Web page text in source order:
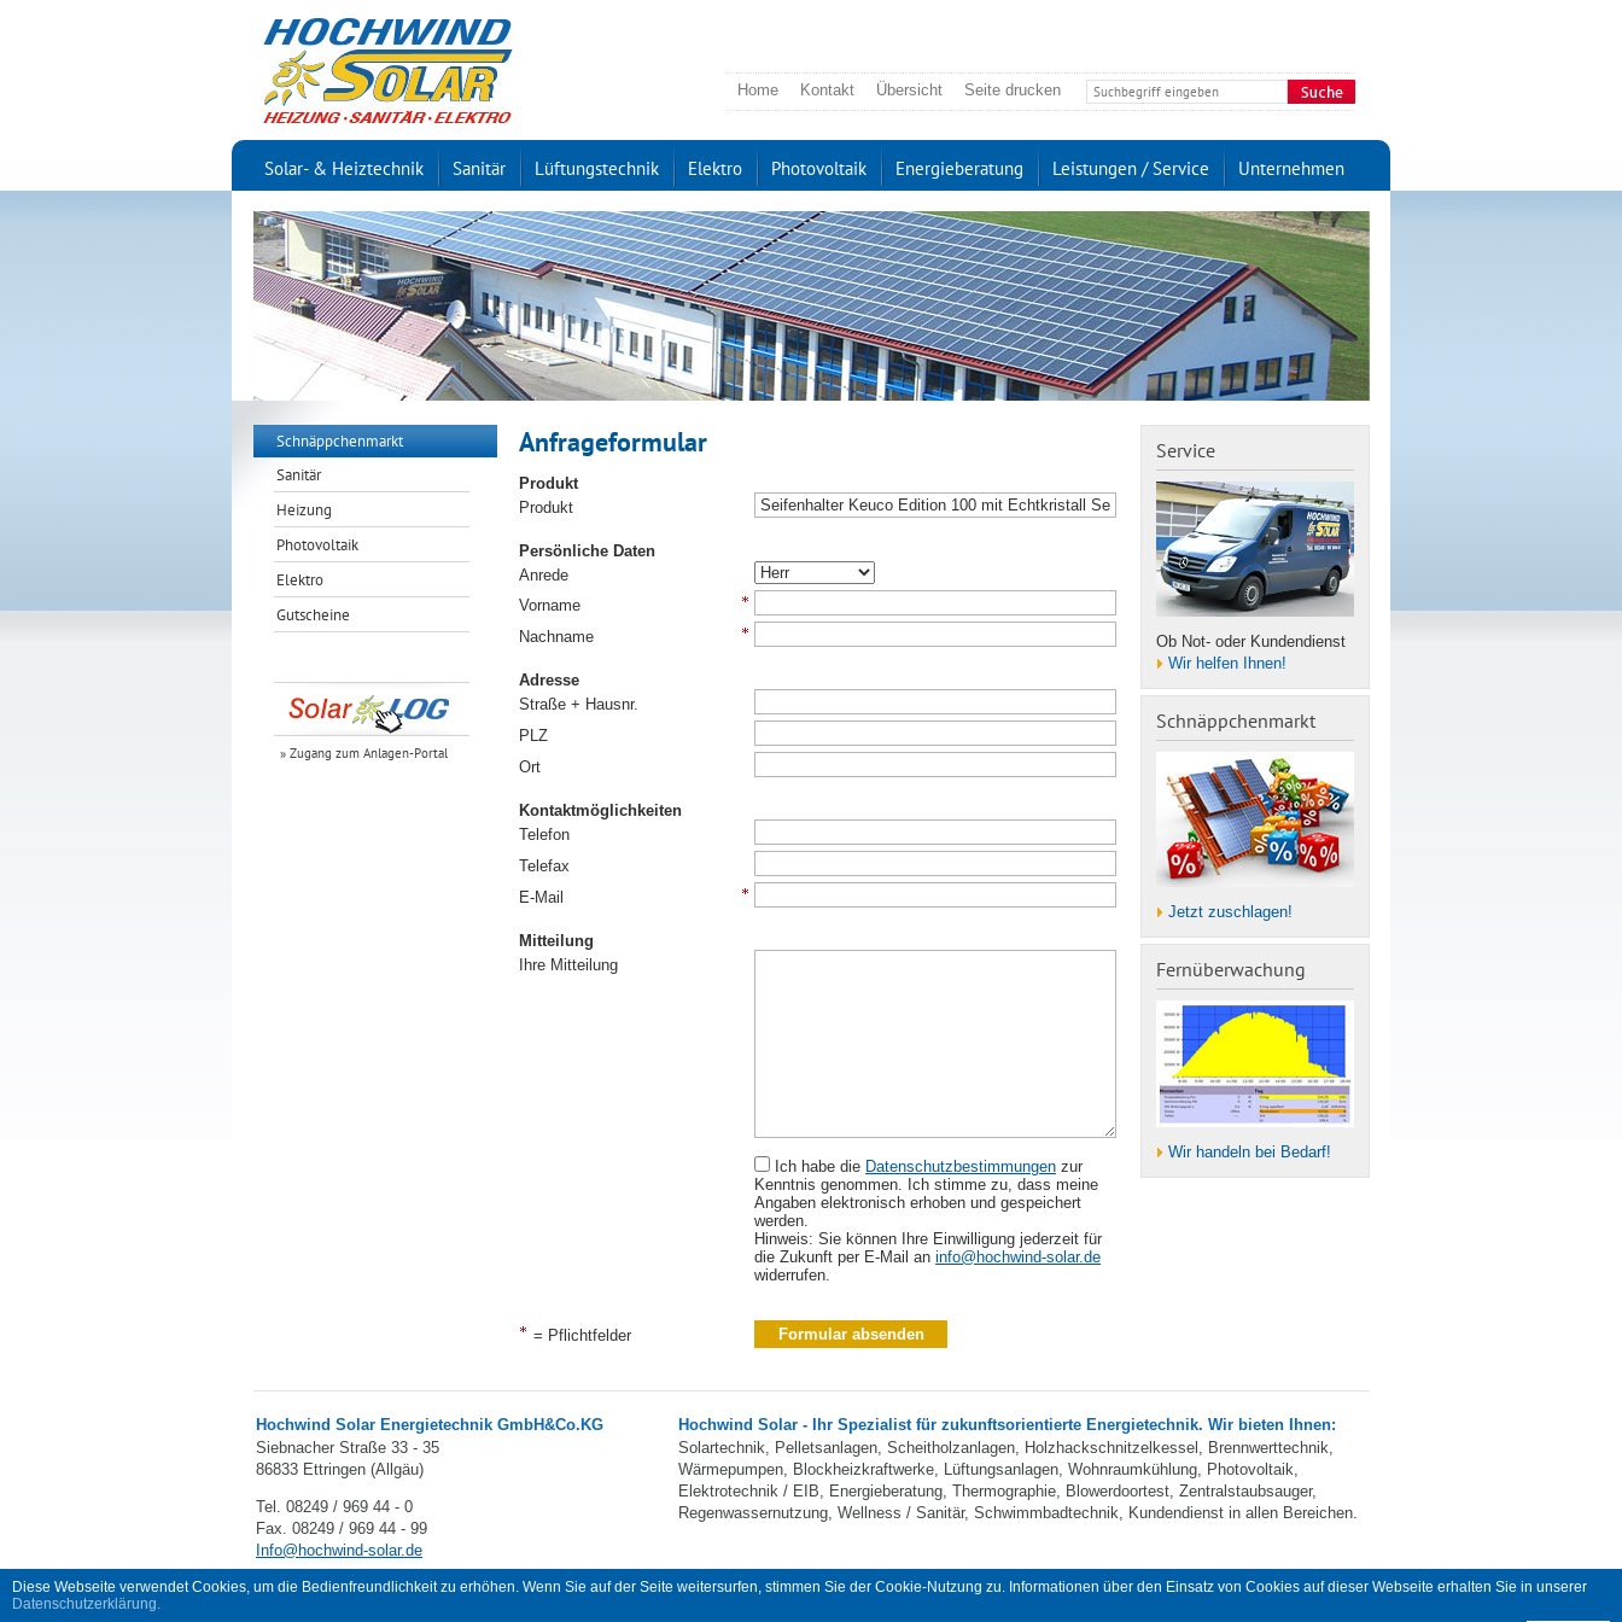
Diese Webseite verwendet Cookies, um die Bedienfreundlichkeit zu erhöhen. Wenn Sie auf der Seite weitersurfen, stimmen Sie der Cookie-Nutzung zu. Informationen über den Einsatz von Cookies auf dieser Webseite erhalten Sie in unserer
Datenschutzerklärung.
Home Kontakt Übersicht Seite drucken
Solar- & Heiztechnik Sanitär Lüftungstechnik Elektro Photovoltaik Energieberatung Leistungen / Service Unternehmen
Schnäppchenmarkt
Sanitär
Heizung
Photovoltaik
Elektro
Gutscheine
» Zugang zum Anlagen-Portal
Anfrageformular
Produkt
Produkt
Persönliche Daten
Anrede
Vorname
Nachname
Adresse
Straße + Hausnr.
PLZ
Ort
Kontaktmöglichkeiten
Telefon
Telefax
E-Mail
Mitteilung
Ihre Mitteilung
Ich habe die Datenschutz­bestimmungen zur
Kenntnis genommen. Ich stimme zu, dass meine
Angaben elektronisch erhoben und gespeichert
werden.
Hinweis: Sie können Ihre Einwilligung jederzeit für
die Zukunft per E-Mail an info@hochwind-solar.de
widerrufen.
= Pflichtfelder
Service
Ob Not- oder Kundendienst
Wir helfen Ihnen!
Schnäppchenmarkt
Jetzt zuschlagen!
Fernüberwachung
Wir handeln bei Bedarf!
Hochwind Solar Energietechnik GmbH&Co.KG
Siebnacher Straße 33 - 35
86833 Ettringen (Allgäu)
Tel. 08249 / 969 44 - 0
Fax. 08249 / 969 44 - 99
Info@hochwind-solar.de
Hochwind Solar - Ihr Spezialist für zukunftsorientierte Energietechnik. Wir bieten Ihnen:
Solartechnik, Pelletsanlagen, Scheitholzanlagen, Holzhackschnitzelkessel, Brennwerttechnik,
Wärmepumpen, Blockheizkraftwerke, Lüftungsanlagen, Wohnraumkühlung, Photovoltaik,
Elektrotechnik / EIB, Energieberatung, Thermographie, Blowerdoortest, Zentralstaubsauger,
Regenwassernutzung, Wellness / Sanitär, Schwimmbadtechnik, Kundendienst in allen Bereichen.